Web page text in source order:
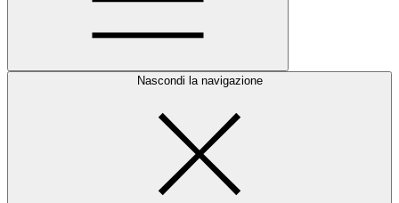
Nascondi la navigazione